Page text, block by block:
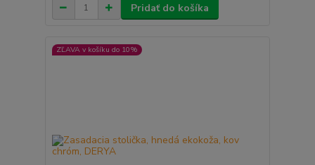
Pridať do košíka
ZĽAVA v košíku do 10%